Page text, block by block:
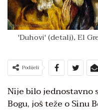
'Duhovi' (detalj), El
Podijeli
Nije bilo jednostavno
Bogu, još teže o Sinu